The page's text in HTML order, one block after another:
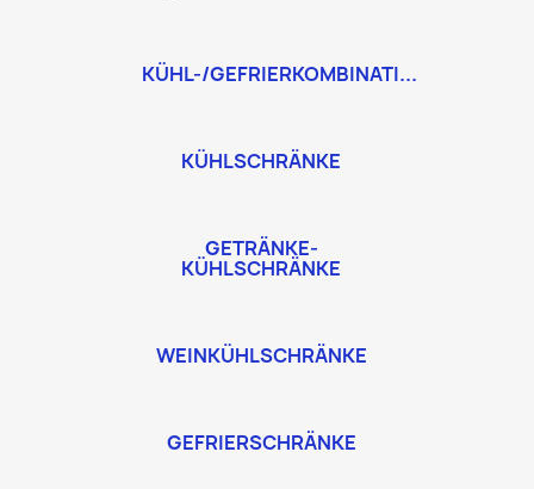
KÜHL-/GEFRIERKOMBINATI...
KÜHLSCHRÄNKE
GETRÄNKE-
KÜHLSCHRÄNKE
WEINKÜHLSCHRÄNKE
GEFRIERSCHRÄNKE